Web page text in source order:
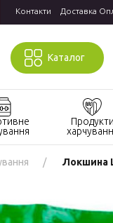
Контакти Доставка
Каталог
Продукти
вироби
Локшина